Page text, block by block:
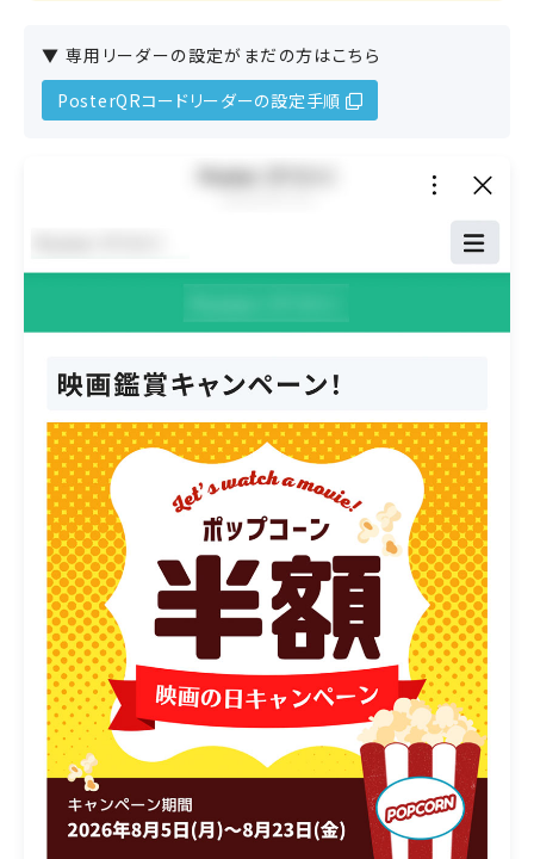
▼ 専用リーダーの設定がまだの方はこちら
PosterQRコードリーダーの設定手順